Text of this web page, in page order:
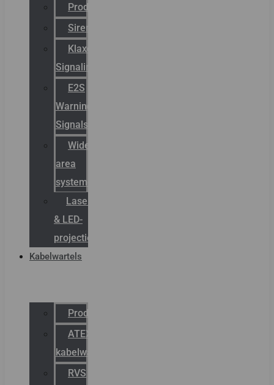
Productcatalogus
Sirena
Klaxon
Signaling
E2S
Warning
Signals
Wide
area
systemen
Laserbelijning
& LED-
projectie
Kabelwartels
Productcatalogus
ATEX
kabelwartels
RVS